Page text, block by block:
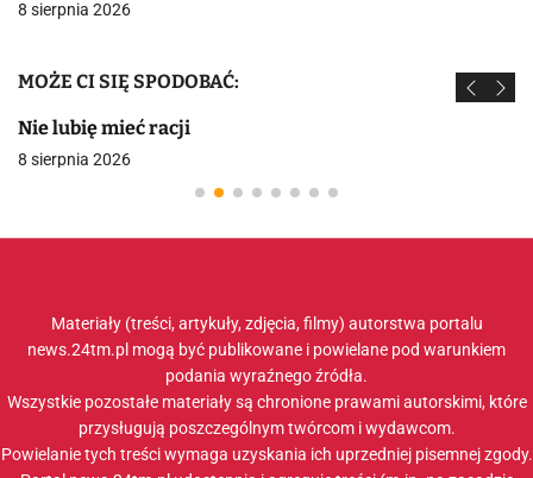
8 sierpnia 2026
MOŻE CI SIĘ SPODOBAĆ:
Nie lubię mieć racji
8 sierpnia 2026
Materiały (treści, artykuły, zdjęcia, filmy) autorstwa portalu
news.24tm.pl mogą być publikowane i powielane pod warunkiem
podania wyraźnego źródła.
Wszystkie pozostałe materiały są chronione prawami autorskimi, które
przysługują poszczególnym twórcom i wydawcom.
Powielanie tych treści wymaga uzyskania ich uprzedniej pisemnej zgody.